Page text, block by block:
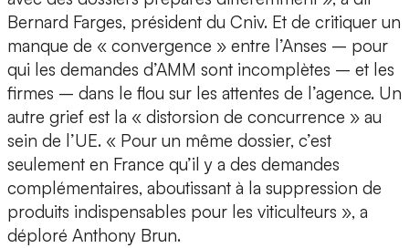
Bernard Farges, président du Cniv. Et de critiquer un
manque de « convergence » entre l’Anses – pour
qui les demandes d’AMM sont incomplètes – et les
firmes – dans le flou sur les attentes de l’agence. Un
autre grief est la « distorsion de concurrence » au
sein de l’UE. « Pour un même dossier, c’est
seulement en France qu’il y a des demandes
complémentaires, aboutissant à la suppression de
produits indispensables pour les viticulteurs », a
déploré Anthony Brun.